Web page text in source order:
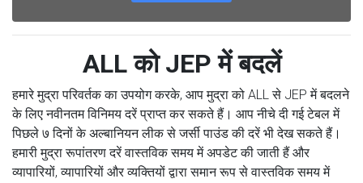
ALL को JEP में बदलें
हमारे मुद्रा परिवर्तक का उपयोग करके, आप मुद्रा को ALL से JEP में बदलने
के लिए नवीनतम विनिमय दरें प्राप्त कर सकते हैं। आप नीचे दी गई टेबल में
पिछले ७ दिनों के अल्बानियन लीक से जर्सी पाउंड की दरें भी देख सकते हैं।
हमारी मुद्रा रूपांतरण दरें वास्तविक समय में अपडेट की जाती हैं और
व्यापारियों, व्यापारियों और व्यक्तियों द्वारा समान रूप से वास्तविक समय में